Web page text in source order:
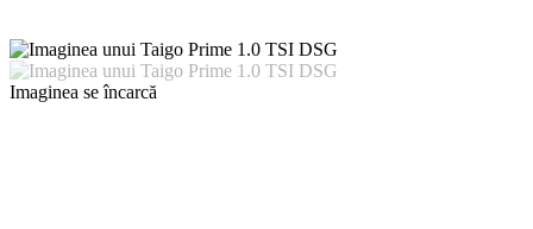
Imaginea se încarcă